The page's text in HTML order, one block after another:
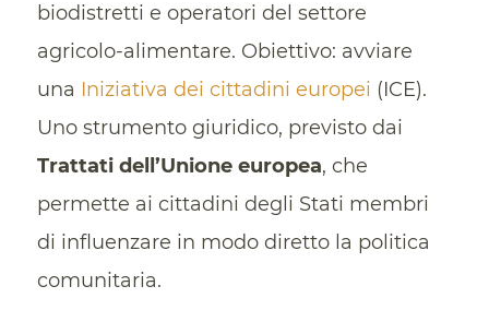
biodistretti e operatori del settore
agricolo-alimentare. Obiettivo: avviare
una Iniziativa dei cittadini europei (ICE).
Uno strumento giuridico, previsto dai
Trattati dell’Unione europea, che
permette ai cittadini degli Stati membri
di influenzare in modo diretto la politica
comunitaria.